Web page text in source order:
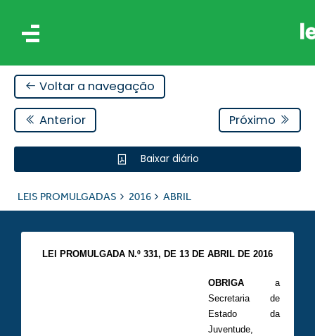
Voltar a navegação
Anterior Próximo
Baixar diário
LEIS PROMULGADAS 2016 ABRIL
LEI PROMULGADA N.º 331, DE 13 DE ABRIL DE 2016
OBRIGA a
Secretaria de
Estado da
Juventude,